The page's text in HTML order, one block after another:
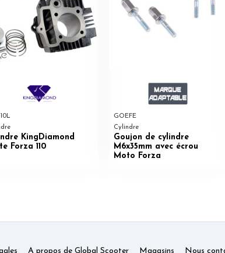
KingDiamond
Forza 110
GOEFE
Cylindre
Goujon de cylindre
M6x35mm avec écrou
Moto Forza
A propos de Global Scooter Magasins Nous